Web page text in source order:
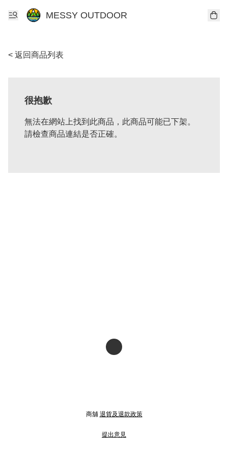
MESSY OUTDOOR
< 返回商品列表
很抱歉
無法在網站上找到此商品，此商品可能已下架。
請檢查商品連結是否正確。
商舖 退貨及退款政策
提出意見